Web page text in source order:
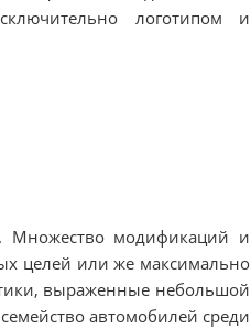
логотипом и
Множество модификаций и
целей или же максимально
выраженные небольшой
автомобилей среди